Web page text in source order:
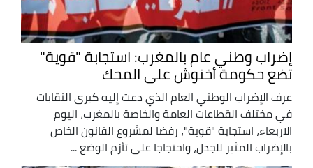
إضراب وطني عام بالمغرب: استجابة "قوية"
تضع حكومة أخنوش على المحك
عرف الإضراب الوطني العام الذي دعت إليه كبرى النقابات
في مختلف القطاعات العامة والخاصة بالمغرب، اليوم
الاربعاء، استجابة "قوية"، رفضا لمشروع القانون الخاص
بالإضراب المثير للجدل، واحتجاجا على تأزم الوضع ...